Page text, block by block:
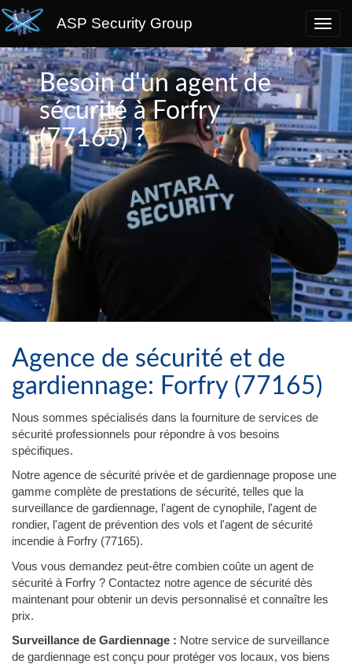
ASP Security Group
Besoin d'un agent de
sécurité à Forfry
(77165) ?
Agence de sécurité et de
gardiennage: Forfry (77165)
Nous sommes spécialisés dans la fourniture de services de
sécurité professionnels pour répondre à vos besoins
spécifiques.
Notre agence de sécurité privée et de gardiennage propose une
gamme complète de prestations de sécurité, telles que la
surveillance de gardiennage, l'agent de cynophile, l'agent de
rondier, l'agent de prévention des vols et l'agent de sécurité
incendie à Forfry (77165).
Vous vous demandez peut-être combien coûte un agent de
sécurité à Forfry ? Contactez notre agence de sécurité dès
maintenant pour obtenir un devis personnalisé et connaître les
prix.
Surveillance de Gardiennage : Notre service de surveillance
de gardiennage est conçu pour protéger vos locaux, vos biens